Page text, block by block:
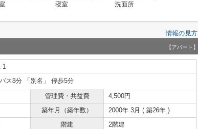
寝室 洗面所
情報の見方
【アパート】
1
ス8分 「別名」 停歩5分
管理費・共益費
4,500円
築年月（築年数）
2000年 3月 ( 築26年 )
階建 2階建